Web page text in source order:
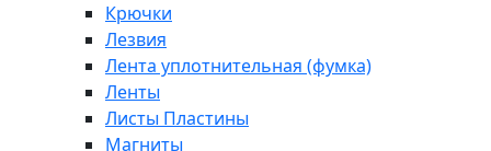
Крючки
Лезвия
Лента уплотнительная (фумка)
Ленты
Листы Пластины
Магниты